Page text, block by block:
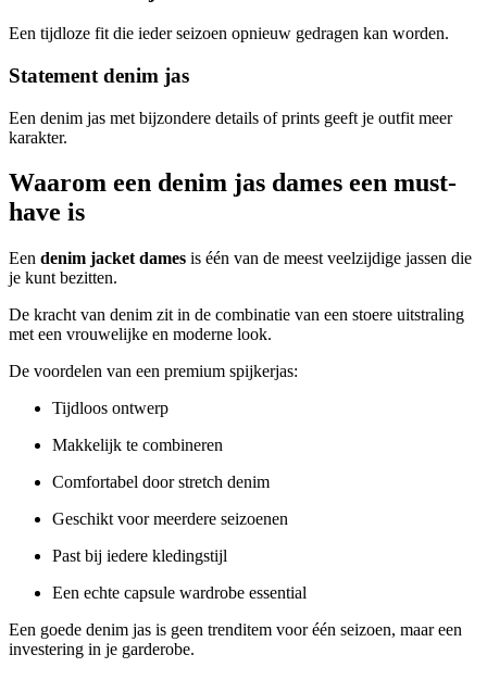
Een tijdloze fit die ieder seizoen opnieuw gedragen kan worden.
Statement denim jas
Een denim jas met bijzondere details of prints geeft je outfit meer
karakter.
Waarom een denim jas dames een must-
have is
Een denim jacket dames is één van de meest veelzijdige jassen die
je kunt bezitten.
De kracht van denim zit in de combinatie van een stoere uitstraling
met een vrouwelijke en moderne look.
De voordelen van een premium spijkerjas:
Tijdloos ontwerp
Makkelijk te combineren
Comfortabel door stretch denim
Geschikt voor meerdere seizoenen
Past bij iedere kledingstijl
Een echte capsule wardrobe essential
Een goede denim jas is geen trenditem voor één seizoen, maar een
investering in je garderobe.